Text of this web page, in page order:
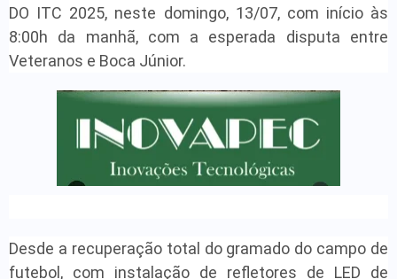
DO ITC 2025, neste domingo, 13/07, com início às
8:00h da manhã, com a esperada disputa entre
Veteranos e Boca Júnior.
Desde a recuperação total do gramado do campo de
futebol, com instalação de refletores de LED de